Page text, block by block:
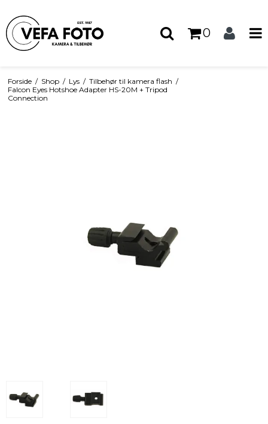
0
Forside / Shop / Lys / Tilbehør til kamera flash /
Falcon Eyes Hotshoe Adapter HS-20M + Tripod
Connection